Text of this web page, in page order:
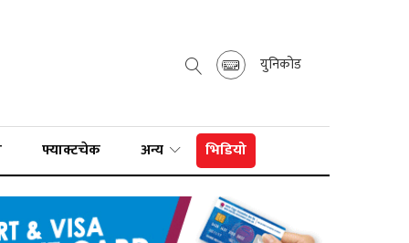
युनिकोड
फ्याक्टचेक अन्य भिडियो